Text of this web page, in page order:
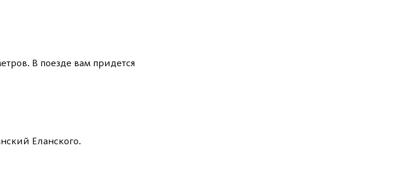
В поезде вам придется
Еланского.